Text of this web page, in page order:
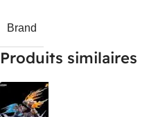
Brand
Produits similaires